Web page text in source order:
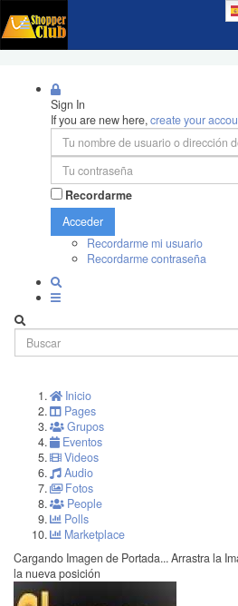
Sign In
If you are new here,create your
Recordarme
Acceder
Recordarme mi usuario
Recordarme contraseña
Inicio
Pages
Grupos
Eventos
Videos
Audio
Fotos
People
Polls
Marketplace
Cargando Imagen de Portada... Arrastra la
la nueva posición